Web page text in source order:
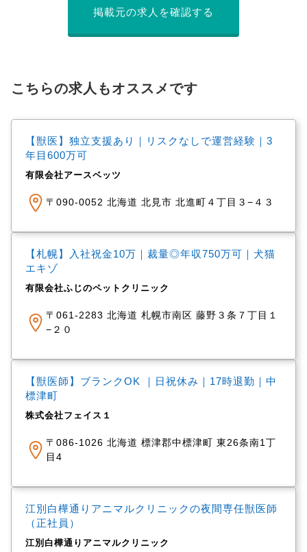
掲載元の求人を確認する
こちらの求人もオススメです
【獣医】独立支援あり｜リスクなしで運営経験｜3
年目600万可
有限会社アースベッツ
〒090-0052 北海道 北見市 北進町４丁目３−４３
【札幌】入社祝金10万｜裁量◎年収750万可｜犬猫
エキゾ
有限会社ふじのペットクリニック
〒061-2283 北海道 札幌市南区 藤野３条７丁目１
−２０
【獣医師】ブランクOK ｜日祝休み｜17時退勤｜中
標津町
株式会社フェイス１
〒086-1026 北海道 標津郡中標津町 東26条南1丁
目4
江別白樺通りアニマルクリニックの夜間専任獣医師
（正社員）
江別白樺通りアニマルクリニック